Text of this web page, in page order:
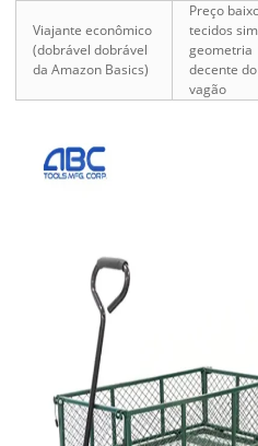
Viajante econômico
(dobrável dobrável
da Amazon Basics)
Preço
tecidos
geometria
decente do
vagão